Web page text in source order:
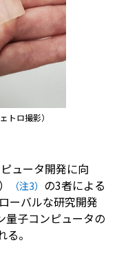
トロ撮影）
ュータ開発に向
（注3） の3者による
ーバルな研究開発
量子コンピュータの
。